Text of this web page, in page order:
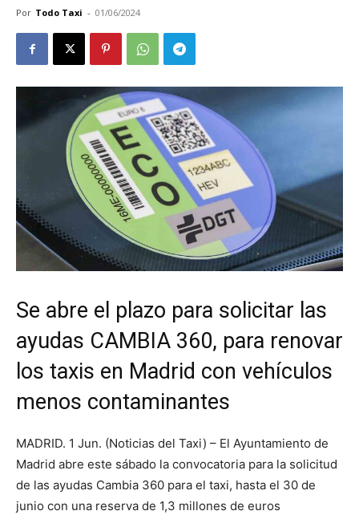
Por Todo Taxi - 01/06/2024
Se abre el plazo para solicitar las
ayudas CAMBIA 360, para renovar
los taxis en Madrid con vehículos
menos contaminantes
MADRID. 1 Jun. (Noticias del Taxi) – El Ayuntamiento de
Madrid abre este sábado la convocatoria para la solicitud
de las ayudas Cambia 360 para el taxi, hasta el 30 de
junio con una reserva de 1,3 millones de euros